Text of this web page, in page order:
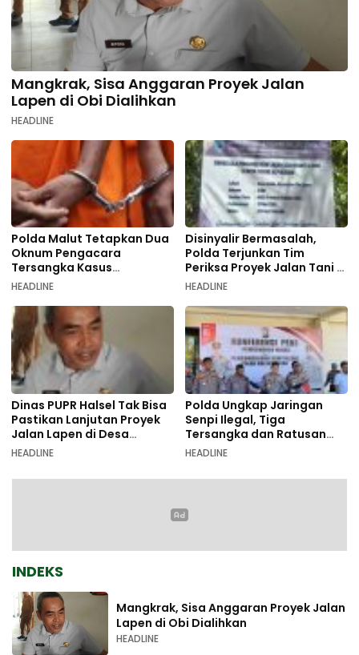
Mangkrak, Sisa Anggaran Proyek Jalan
Lapen di Obi Dialihkan
HEADLINE
Polda Malut Tetapkan Dua
Oknum Pengacara
Tersangka Kasus
Pemalsuan Dokumen
HEADLINE
Disinyalir Bermasalah,
Polda Terjunkan Tim
Periksa Proyek Jalan Tani di
Galala
HEADLINE
Dinas PUPR Halsel Tak Bisa
Pastikan Lanjutan Proyek
Jalan Lapen di Desa
Sambiki
HEADLINE
Polda Ungkap Jaringan
Senpi Ilegal, Tiga
Tersangka dan Ratusan
Amunisi Diamankan
HEADLINE
INDEKS
Mangkrak, Sisa Anggaran Proyek Jalan
Lapen di Obi Dialihkan
HEADLINE